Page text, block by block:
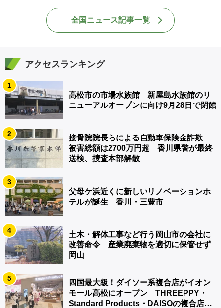
全国ニュース記事一覧
アクセスランキング
1
高松市の市場水族館 新屋島水族館のリ
ニューアルオープンに向け9月28日で閉館
2
接骨院院長らによる自動車保険金詐欺
被害総額は2700万円超 香川県警が最終
送検、捜査本部解散
3
父母ケ浜近くに新しいリノベーションホ
テルが誕生 香川・三豊市
4
土木・解体工事など行う岡山市の会社に
改善命令 産業廃棄物を適切に保管せず
岡山
5
四国最大級！ダイソー系複合店がイオン
モール高松にオープン THREEPPY・
Standard Products・DAISOの複合店は